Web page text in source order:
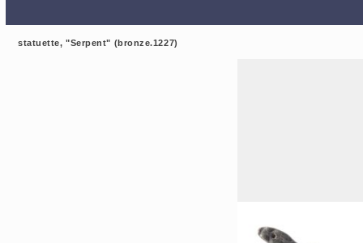
statuette, "Serpent" (bronze.1227)